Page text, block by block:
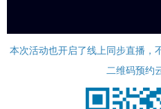
本次活动也开启了线上同步直播，
二维码预约